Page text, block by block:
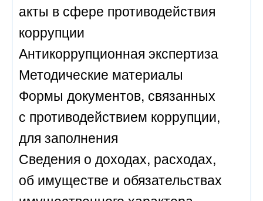
акты в сфере противодействия
коррупции
Антикоррупционная экспертиза
Методические материалы
Формы документов, связанных
с противодействием коррупции,
для заполнения
Сведения о доходах, расходах,
об имуществе и обязательствах